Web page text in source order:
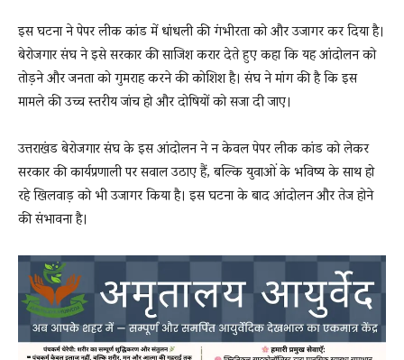
इस घटना ने पेपर लीक कांड में धांधली की गंभीरता को और उजागर कर दिया है।
बेरोजगार संघ ने इसे सरकार की साजिश करार देते हुए कहा कि यह आंदोलन को
तोड़ने और जनता को गुमराह करने की कोशिश है। संघ ने मांग की है कि इस
मामले की उच्च स्तरीय जांच हो और दोषियों को सजा दी जाए।
उत्तराखंड बेरोजगार संघ के इस आंदोलन ने न केवल पेपर लीक कांड को लेकर
सरकार की कार्यप्रणाली पर सवाल उठाए हैं, बल्कि युवाओं के भविष्य के साथ हो
रहे खिलवाड़ को भी उजागर किया है। इस घटना के बाद आंदोलन और तेज होने
की संभावना है।